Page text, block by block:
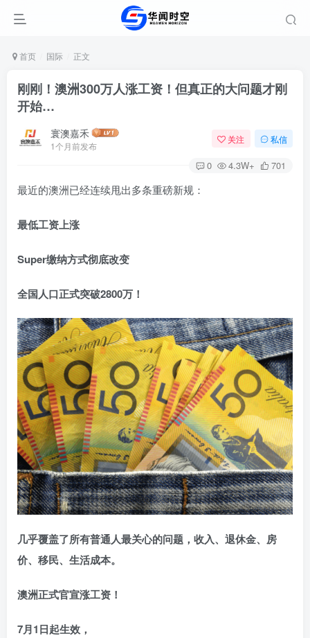
首页 国际 正文
刚刚！澳洲300万人涨工资！但真正的大问题才刚
开始…
寰澳嘉禾
1个月前发布
关注 私信
0 4.3W+ 701
最近的澳洲已经连续甩出多条重磅新规：
最低工资上涨
Super缴纳方式彻底改变
全国人口正式突破2800万！
几乎覆盖了所有普通人最关心的问题，收入、退休金、房
价、移民、生活成本。
澳洲正式官宣涨工资！
7月1日起生效，